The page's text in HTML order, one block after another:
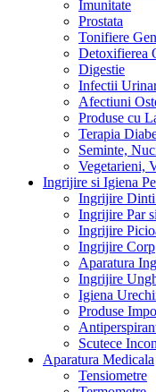
Imunitate
Prostata
Tonifiere
Detoxifierea
Digestie
Infectii
Afectiuni
Produse cu
Terapia
Seminte,
Vegetarieni,
Ingrijire si Igiena
Ingrijire Dinti
Ingrijire Par
Ingrijire
Ingrijire Corp
Aparatura
Ingrijire
Igiena
Produse
Scutece
Aparatura Medicala
Tensiometre